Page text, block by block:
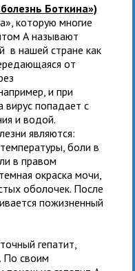
Боткина»)
которую многие
А называют
в нашей стране как
от
и при
вирус попадает с
и водой.
являются:
боли в
в правом
окраска мочи,
оболочек. После
пожизненный
гепатит,
По своим